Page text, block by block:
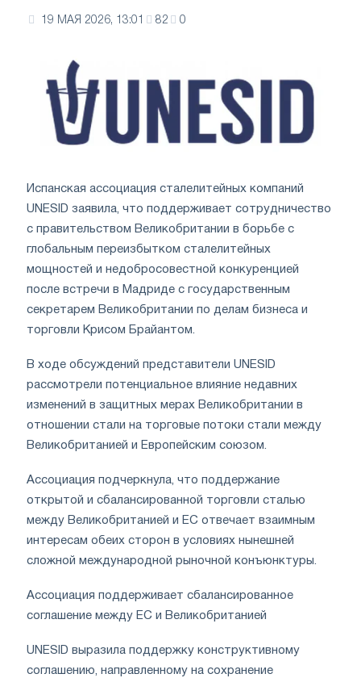
19 МАЯ 2026, 13:01 82 0
Испанская ассоциация сталелитейных компаний
UNESID заявила, что поддерживает сотрудничество
с правительством Великобритании в борьбе с
глобальным переизбытком сталелитейных
мощностей и недобросовестной конкуренцией
после встречи в Мадриде с государственным
секретарем Великобритании по делам бизнеса и
торговли Крисом Брайантом.
В ходе обсуждений представители UNESID
рассмотрели потенциальное влияние недавних
изменений в защитных мерах Великобритании в
отношении стали на торговые потоки стали между
Великобританией и Европейским союзом.
Ассоциация подчеркнула, что поддержание
открытой и сбалансированной торговли сталью
между Великобританией и ЕС отвечает взаимным
интересам обеих сторон в условиях нынешней
сложной международной рыночной конъюнктуры.
Ассоциация поддерживает сбалансированное
соглашение между ЕС и Великобританией
UNESID выразила поддержку конструктивному
соглашению, направленному на сохранение